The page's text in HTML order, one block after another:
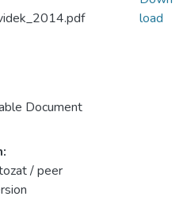
Document
/ peer
load